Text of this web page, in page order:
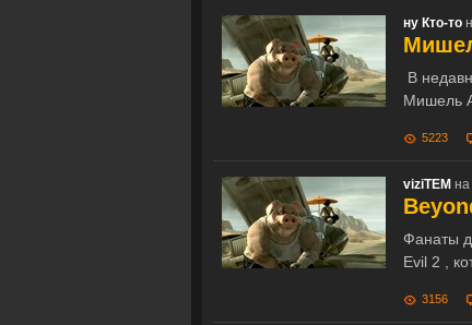
ну Кто-то
В
Мишель
5223
viziTEM на
Фанаты
Evil 2 ,
3156